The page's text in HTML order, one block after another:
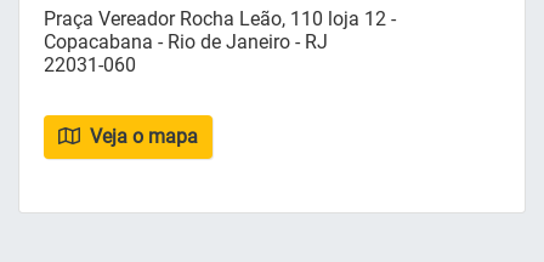
Praça Vereador Rocha Leão, 110 loja 12 -
Copacabana - Rio de Janeiro - RJ
22031-060
Veja o mapa